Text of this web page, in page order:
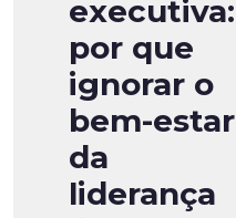
executiva:
por que
ignorar o
bem-estar
da
liderança